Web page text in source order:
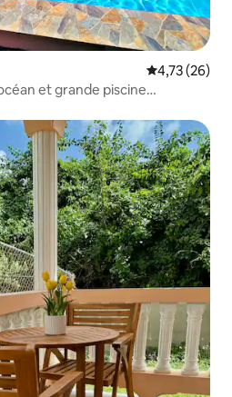
Évaluation
4,73 (26)
et grande piscine